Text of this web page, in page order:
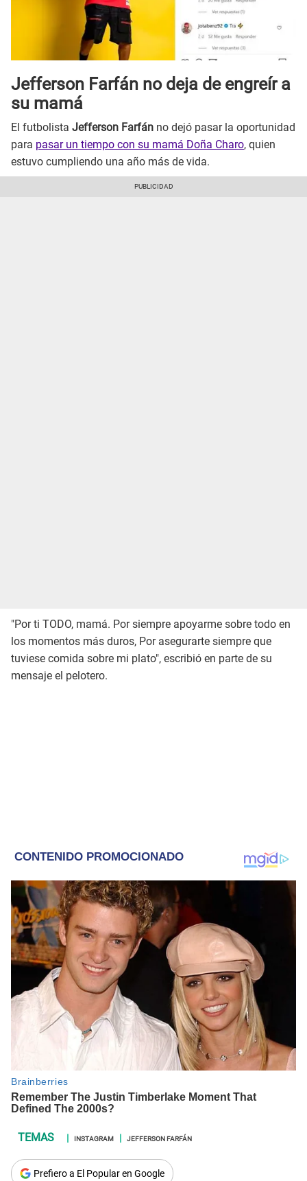
Jefferson Farfán no deja de engreír a
su mamá
El futbolista Jefferson Farfán no dejó pasar la oportunidad
para pasar un tiempo con su mamá Doña Charo, quien
estuvo cumpliendo una año más de vida.
"Por ti TODO, mamá. Por siempre apoyarme sobre todo en
los momentos más duros, Por asegurarte siempre que
tuviese comida sobre mi plato", escribió en parte de su
mensaje el pelotero.
INSTAGRAM JEFFERSON FARFÁN
Prefiero a El Popular en Google